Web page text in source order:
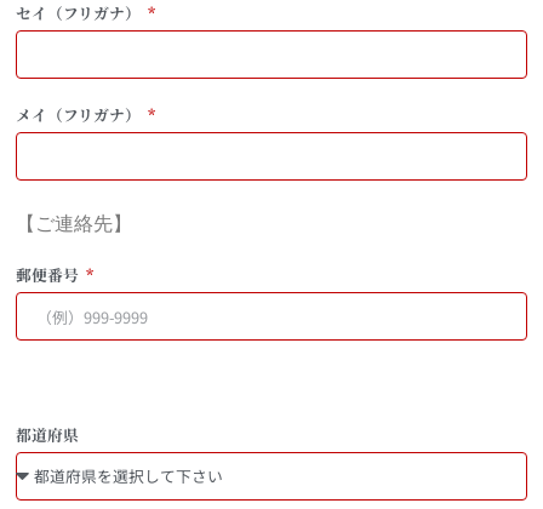
セイ（フリガナ）
メイ（フリガナ）
【ご連絡先】
郵便番号
都道府県